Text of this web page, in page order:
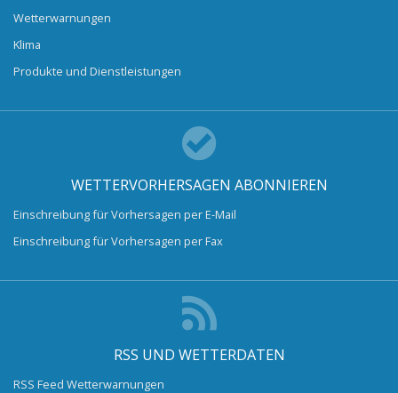
Wetterwarnungen
Klima
Produkte und Dienstleistungen
WETTERVORHERSAGEN ABONNIEREN
Einschreibung für Vorhersagen per E-Mail
Einschreibung für Vorhersagen per Fax
RSS UND WETTERDATEN
RSS Feed Wetterwarnungen